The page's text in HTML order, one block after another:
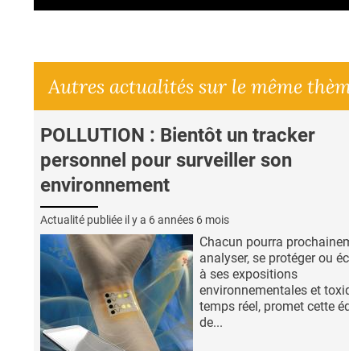
Autres actualités sur le même
POLLUTION : Bientôt un tracker
personnel pour surveiller son
environnement
Actualité publiée il y a 6 années 6 mois
Chacun pourra
analyser, se protéger ou
à ses expositions
environnementales et
temps réel, promet cette
de...